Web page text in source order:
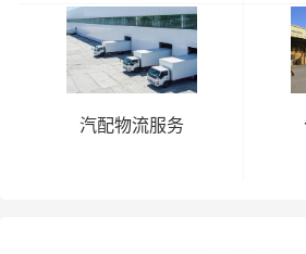
汽配物流服务